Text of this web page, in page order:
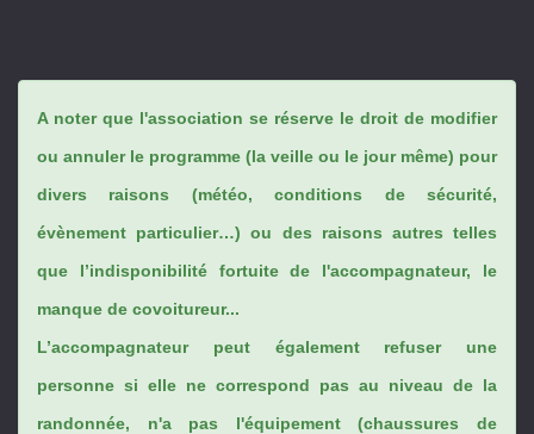
A noter que l'association se réserve le droit de modifier
ou annuler le programme (la veille ou le jour même) pour
divers raisons (météo, conditions de sécurité,
évènement particulier…) ou des raisons autres telles
que l’indisponibilité fortuite de l'accompagnateur, le
manque de covoitureur...
L’accompagnateur peut également refuser une
personne si elle ne correspond pas au niveau de la
randonnée, n'a pas l'équipement (chaussures de